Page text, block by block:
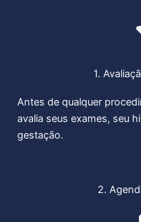
1.
Antes de qualquer
avalia seus exames, seu
gestação.
2.